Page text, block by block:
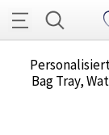
Bag Tray,